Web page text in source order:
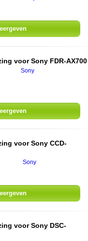
voorSony FDR-AX700
Sony
voorSony CCD-
Sony
voorSony DSC-